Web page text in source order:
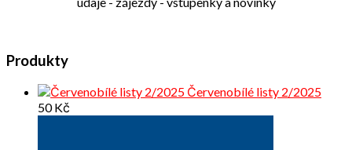
Produkty
Červenobílé listy 2/2025
50Kč